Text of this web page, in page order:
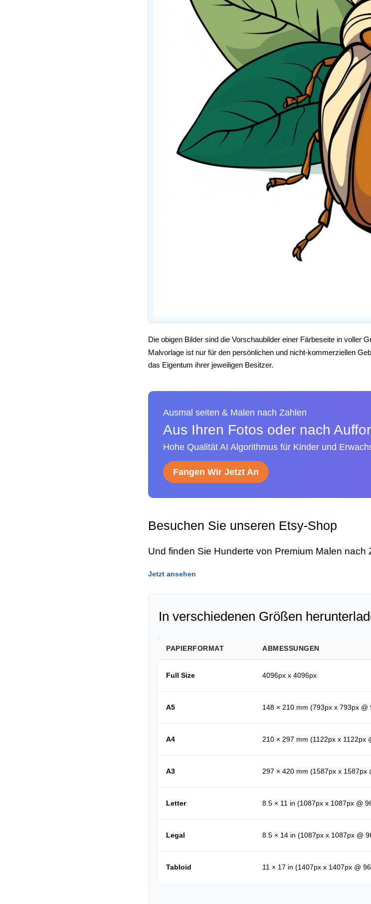
Die obigen Bilder sind die Vorschaubilder einer Färbeseite in voller
Malvorlage ist nur für den persönlichen und nicht-kommerziellen
das Eigentum ihrer jeweiligen Besitzer.
Ausmal seiten & Malen nach Zahlen
Aus Ihren Fotos oder nach
Hohe Qualität AI Algorithmus für Kinder und
Fangen Wir Jetzt An
Besuchen Sie unseren Etsy-Shop
Und finden Sie Hunderte von Premium Malen nach
Jetzt ansehen
In verschiedenen Größen
PAPIERFORMAT ABMESSUNGEN
Full Size 4096px x 4096px
A5 148 × 210 mm (793px x 793px @
A4 210 × 297 mm (1122px x 1122px
A3 297 × 420 mm (1587px x 1587px
Letter 8.5 × 11 in (1087px x 1087px @
Legal 8.5 × 14 in (1087px x 1087px @
Tabloid 11 × 17 in (1407px x 1407px @